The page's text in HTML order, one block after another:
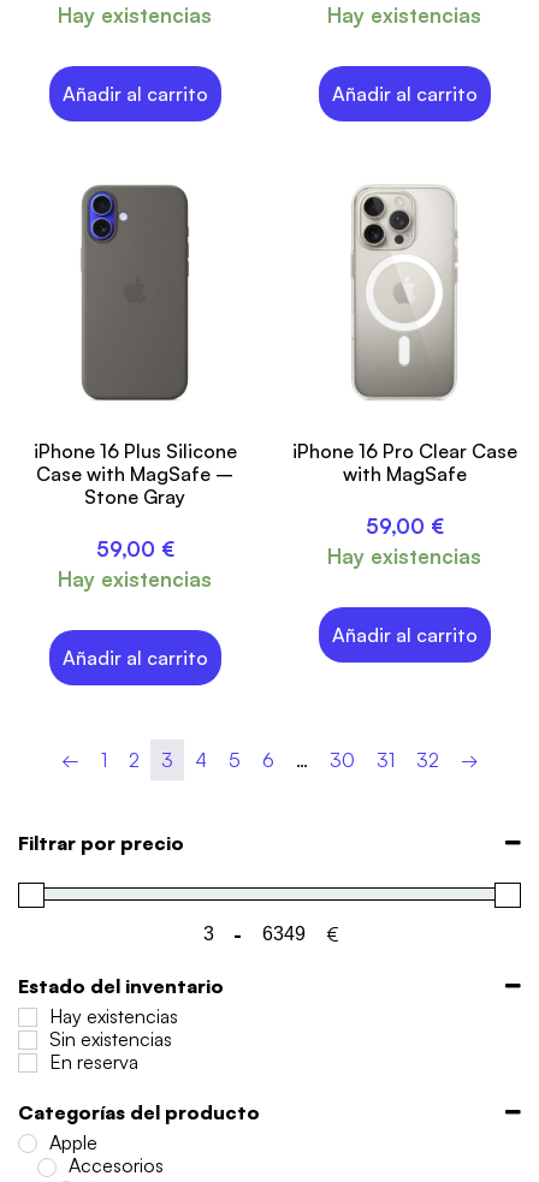
Hay existencias
Añadir al carrito
Hay existencias
Añadir al carrito
iPhone 16 Plus Silicone
Case with MagSafe –
Stone Gray
59,00 €
Hay existencias
Añadir al carrito
iPhone 16 Pro Clear Case
with MagSafe
59,00 €
Hay existencias
Añadir al carrito
← 1 2 3 4 5 6 … 30 31 32 →
Filtrar por precio
Minimum Price
- Maximum Price
€
Estado del inventario
Hay existencias
Sin existencias
En reserva
Categorías del producto
Apple
Accesorios